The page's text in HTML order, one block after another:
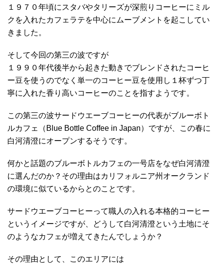
１９７０年頃にスタバやタリーズが深煎りコーヒーにミル
クを入れたカフェラテを中心にムーブメントを起こしてい
きました。
そして今回の第三の波ですが
１９９０年代後半から起きた動きでブレンドされたコーヒ
ー豆を使うのでなく単一のコーヒー豆を使用し１杯ずつ丁
寧に入れた香り高いコーヒーのことを指すようです。
この第三の波サードウエーブコーヒーの代表がブルーボト
ルカフェ（Blue Bottle Coffee in Japan）ですが、この春に
白河清澄にオープンするそうです。
何かと話題のブルーボトルカフェの一号店をなぜ白河清澄
に選んだのか？その理由はカリフォルニア州オークランド
の環境に似ているからとのことです。
サードウエーブコーヒーって職人の入れる本格的コーヒー
というイメージですが、どうして白河清澄という土地にそ
のようなカフェが増えてきたんでしょうか？
その理由として、このエリアには